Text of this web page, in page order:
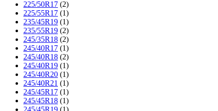
225/50R17 (2)
225/55R17 (1)
235/45R19 (1)
235/55R19 (2)
245/35R18 (2)
245/40R17 (1)
245/40R18 (2)
245/40R19 (1)
245/40R20 (1)
245/40R21 (1)
245/45R17 (1)
245/45R18 (1)
245/45R19 (1)